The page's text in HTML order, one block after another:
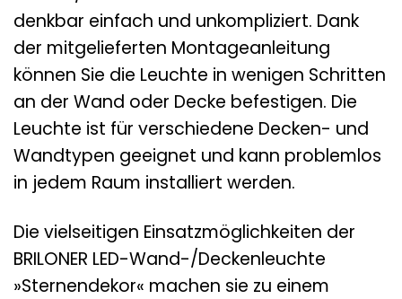
denkbar einfach und unkompliziert. Dank
der mitgelieferten Montageanleitung
können Sie die Leuchte in wenigen Schritten
an der Wand oder Decke befestigen. Die
Leuchte ist für verschiedene Decken- und
Wandtypen geeignet und kann problemlos
in jedem Raum installiert werden.
Die vielseitigen Einsatzmöglichkeiten der
BRILONER LED-Wand-/Deckenleuchte
»Sternendekor« machen sie zu einem